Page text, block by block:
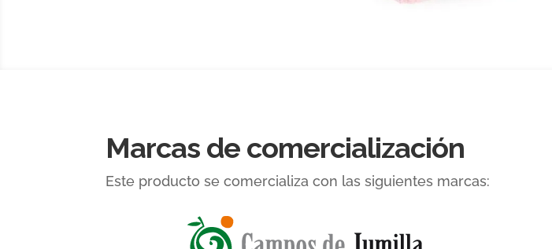
Marcas de comercialización
Este producto se comercializa con las siguientes marcas: